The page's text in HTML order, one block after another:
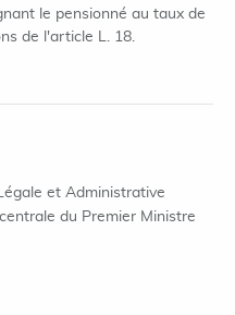
le pensionné au taux de
de l'article L. 18.
et Administrative
du Premier Ministre